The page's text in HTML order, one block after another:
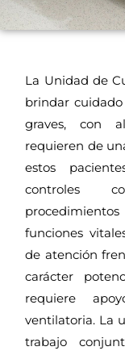
La Unidad de
brindar
graves, con
requieren de
estos
controles
funciones
de atención
carácter
requiere
ventilatoria. La
trabajo